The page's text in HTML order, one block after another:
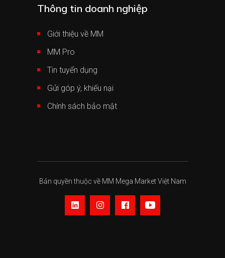
Thông tin doanh nghiệp
Giới thiệu về MM
MM Pro
Tin tuyển dụng
Gửi góp ý, khiếu nại
Chính sách bảo mật
Bản quyền thuộc về MM Mega Market Việt Nam